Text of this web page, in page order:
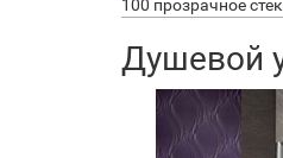
100 прозрачное
Душевой